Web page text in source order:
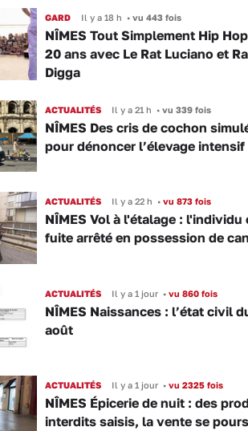
GARD Il y a 18 h •vu 443 fois
NÎMES Tout Simplement Hip
20 ans avec Le Rat Luciano et
Digga
ACTUALITÉS Il y a 21 h •vu 339 fois
NÎMES Des cris de cochon
pour dénoncer l’élevage intensif
ACTUALITÉS Il y a 22 h •vu 873 fois
NÎMES Vol à l'étalage : l'individu
fuite arrêté en possession de
ACTUALITÉS Il y a 1 jour •vu 860 fois
NÎMES Naissances : l’état civil
août
ACTUALITÉS Il y a 1 jour •vu 2325 fois
NÎMES Épicerie de nuit : des
interdits saisis, la vente se